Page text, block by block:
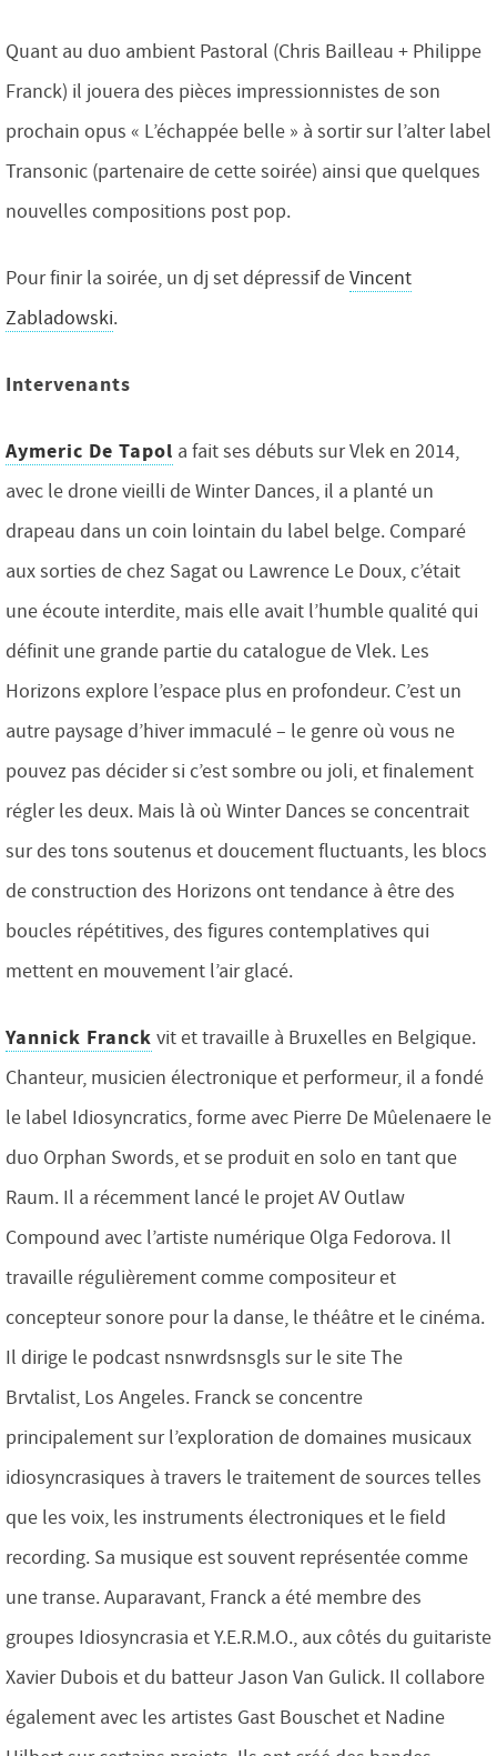
Quant au duo ambient Pastoral (Chris Bailleau + Philippe
Franck) il jouera des pièces impressionnistes de son
prochain opus « L’échappée belle » à sortir sur l’alter label
Transonic (partenaire de cette soirée) ainsi que quelques
nouvelles compositions post pop.
Pour finir la soirée, un dj set dépressif deVincent
Zabladowski.
Intervenants
Aymeric De Tapol a fait ses débuts sur Vlek en 2014,
avec le drone vieilli de Winter Dances, il a planté un
drapeau dans un coin lointain du label belge. Comparé
aux sorties de chez Sagat ou Lawrence Le Doux, c’était
une écoute interdite, mais elle avait l’humble qualité qui
définit une grande partie du catalogue de Vlek. Les
Horizons explore l’espace plus en profondeur. C’est un
autre paysage d’hiver immaculé – le genre où vous ne
pouvez pas décider si c’est sombre ou joli, et finalement
régler les deux. Mais là où Winter Dances se concentrait
sur des tons soutenus et doucement fluctuants, les blocs
de construction des Horizons ont tendance à être des
boucles répétitives, des figures contemplatives qui
mettent en mouvement l’air glacé.
Yannick Franck vit et travaille à Bruxelles en Belgique.
Chanteur, musicien électronique et performeur, il a fondé
le label Idiosyncratics, forme avec Pierre De Mûelenaere le
duo Orphan Swords, et se produit en solo en tant que
Raum. Il a récemment lancé le projet AV Outlaw
Compound avec l’artiste numérique Olga Fedorova. Il
travaille régulièrement comme compositeur et
concepteur sonore pour la danse, le théâtre et le cinéma.
Il dirige le podcast nsnwrdsnsgls sur le site The
Brvtalist, Los Angeles. Franck se concentre
principalement sur l’exploration de domaines musicaux
idiosyncrasiques à travers le traitement de sources telles
que les voix, les instruments électroniques et le field
recording. Sa musique est souvent représentée comme
une transe. Auparavant, Franck a été membre des
groupes Idiosyncrasia et Y.E.R.M.O., aux côtés du guitariste
Xavier Dubois et du batteur Jason Van Gulick. Il collabore
également avec les artistes Gast Bouschet et Nadine